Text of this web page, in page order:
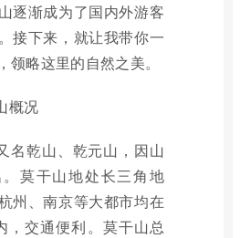
逐渐成为了国内外游客
接下来，就让我带你一
领略这里的自然之美。
概况
名乾山、乾元山，因山
莫干山地处长三角地
州、南京等大都市均在
，交通便利。莫干山总